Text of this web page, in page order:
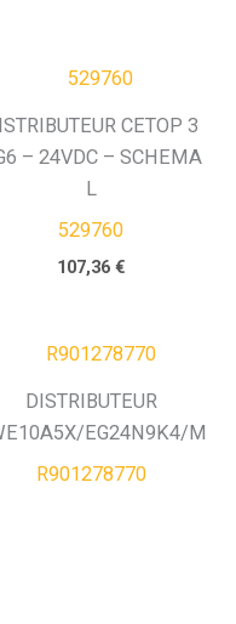
CETOP 3
– 24VDC – SCHEMA
L
529760
107,36 €
DISTRIBUTEUR
EG24N9K4/M
R901278770